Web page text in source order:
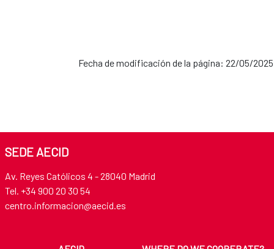
Fecha de modificación de la página: 22/05/2025
SEDE AECID
Av. Reyes Católicos 4 - 28040 Madrid
Tel. +34 900 20 30 54​​​​​​​
centro.informacion@aecid.es